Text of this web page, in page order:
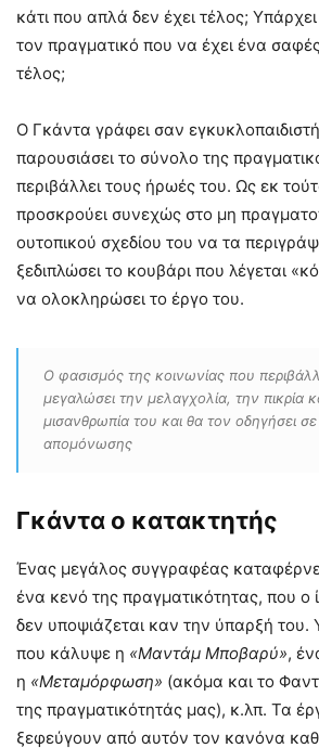
κάτι που απλά δεν έχει τέλος;
τον πραγματικό που να έχει ένα
τέλος;
Ο Γκάντα γράφει σαν
παρουσιάσει το σύνολο της
περιβάλλει τους ήρωές του. Ως εκ
προσκρούει συνεχώς στο μη
ουτοπικού σχεδίου του να τα
ξεδιπλώσει το κουβάρι που λέγεται
να ολοκληρώσει το έργο του.
Ο φασισμός της κοινωνίας που
μεγαλώσει την μελαγχολία, την πικρία
μισανθρωπία του και θα τον οδηγήσει
απομόνωσης
Γκάντα ο κατακτητής
Ένας μεγάλος συγγραφέας
ένα κενό της πραγματικότητας, που ο
δεν υποψιάζεται καν την ύπαρξή
που κάλυψε η «Μαντάμ Μποβαρύ»,
η «Μεταμόρφωση» (ακόμα και το
της πραγματικότητάς μας), κ.λπ. Τα
ξεφεύγουν από αυτόν τον κανόνα